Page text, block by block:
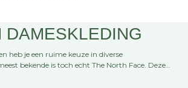
DAMESKLEDING
heb je een ruime keuze in diverse
bekende is toch echt The North Face. Deze
we allemaal. Maar ook voor een jas van Jack